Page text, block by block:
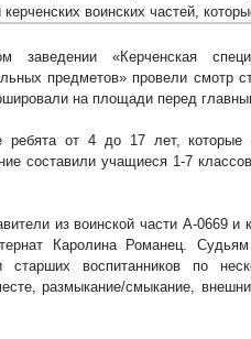
воинских частей,
заведении «Керченская
предметов» провели смотр
на площади перед
ребята от 4 до 17 лет, которые
составили учащиеся 1-7
из воинской части А-0669 и
Каролина Романец.
воспитанников по
размыкание/смыкание,